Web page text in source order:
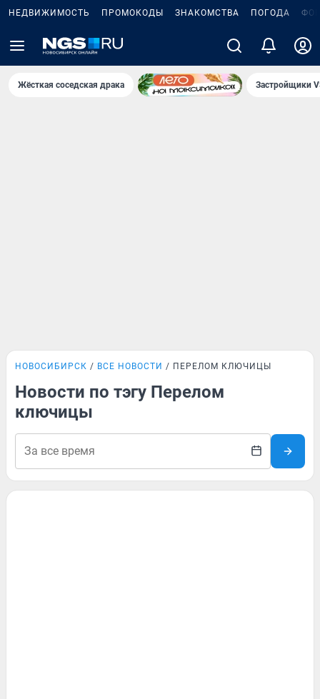
НЕДВИЖИМОСТЬ ПРОМОКОДЫ ЗНАКОМСТВА ПОГОДА
Жёсткая соседская драка Застройщики
НОВОСИБИРСК ВСЕ НОВОСТИ ПЕРЕЛОМ КЛЮЧИЦЫ
Новости по тэгу Перелом
ключицы